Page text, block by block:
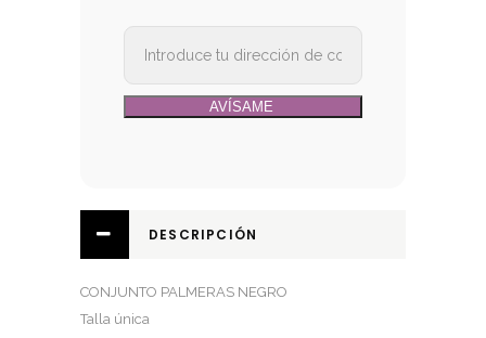
DESCRIPCIÓN
CONJUNTO PALMERAS NEGRO
Talla única